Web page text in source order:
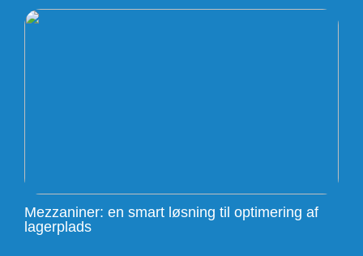
Mezzaniner: en smart løsning til optimering af
lagerplads